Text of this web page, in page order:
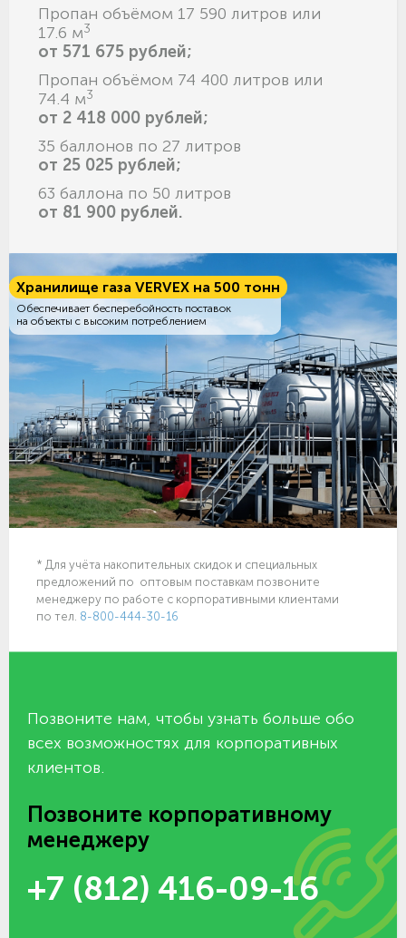
Пропан объёмом 17 590 литров или
17.6 м3
от 571 675 рублей;
Пропан объёмом 74 400 литров или
74.4 м3
от 2 418 000 рублей;
35 баллонов по 27 литров
от 25 025 рублей;
63 баллона по 50 литров
от 81 900 рублей.
Хранилище газа VERVEX на 500 тонн
Обеспечивает бесперебойность поставок
на объекты с высоким потреблением
* Для учёта накопительных скидок и специальных
предложений по оптовым поставкам позвоните
менеджеру по работе с корпоративными клиентами
по тел. 8-800-444-30-16
Позвоните нам, чтобы узнать больше обо
всех возможностях для корпоративных
клиентов.
Позвоните корпоративному
менеджеру
+7 (812) 416-09-16